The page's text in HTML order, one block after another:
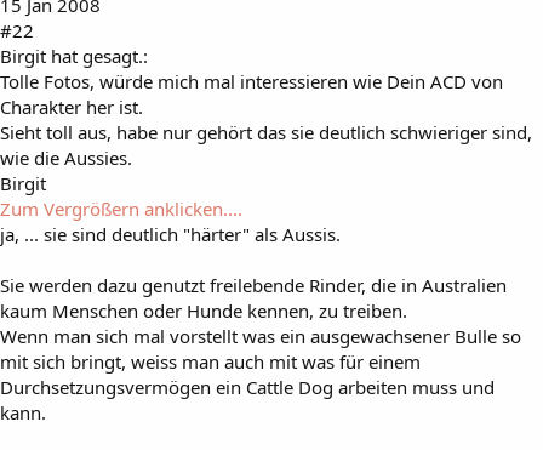
15 Jan 2008
#22
Birgit hat gesagt.:
Tolle Fotos, würde mich mal interessieren wie Dein ACD von
Charakter her ist.
Sieht toll aus, habe nur gehört das sie deutlich schwieriger sind,
wie die Aussies.
Birgit
Zum Vergrößern anklicken....
ja, ... sie sind deutlich "härter" als Aussis.
Sie werden dazu genutzt freilebende Rinder, die in Australien
kaum Menschen oder Hunde kennen, zu treiben.
Wenn man sich mal vorstellt was ein ausgewachsener Bulle so
mit sich bringt, weiss man auch mit was für einem
Durchsetzungsvermögen ein Cattle Dog arbeiten muss und
kann.